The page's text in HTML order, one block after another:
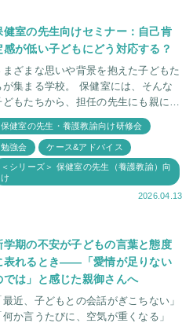
健室の先生向けセミナー：自己肯
感が低い子どもにどう対応する？
まざまな思いや背景を抱えた子どもた
が集まる学校。 保健室には、そんな
どもたちから、担任の先生にも親にも
えないような本音が持ち込まれること
なくありません。 淀屋橋心理療法
ンターでは
保健室の先生・養護教諭向け研修会
勉強会 ケース&アドバイス
＜シリーズ＞ 保健室の先生（養護教諭）向
け
2026.04.13
学期の不安が子どもの言葉と態度
表れるとき――「愛情が足りない
では」と感じた親御さんへ
最近、子どもとの会話がぎこちない」
何か言うたびに、空気が重くなる」